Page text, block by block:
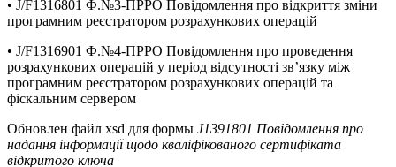
• J/F1316801 Ф.№3-ПРРО Повідомлення про відкриття зміни
програмним реєстратором розрахункових операцій
• J/F1316901 Ф.№4-ПРРО Повідомлення про проведення
розрахункових операцій у період відсутності зв’язку між
програмним реєстратором розрахункових операцій та
фіскальним сервером
Обновлен файл xsd для формы J1391801 Повідомлення про
надання інформації щодо кваліфікованого сертифіката
відкритого ключа